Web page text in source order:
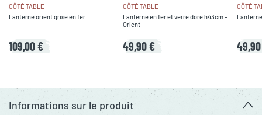
CÔTÉ TABLE
Lanterne orient grise en fer
109,00 €
CÔTÉ TABLE
Lanterne en fer et verre doré h43cm -
Orient
49,90 €
CÔTÉ
Informations sur le produit